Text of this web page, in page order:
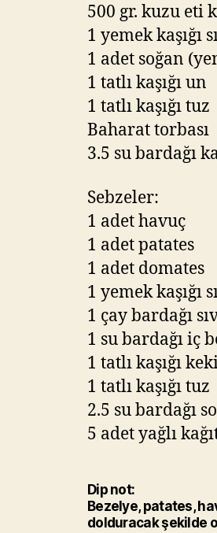
500 gr. kuzu eti
1 yemek kaşığı
1 adet soğan
1 tatlı kaşığı un
1 tatlı kaşığı tuz
Baharat torbası
3.5 su bardağı
Sebzeler:
1 adet havuç
1 adet patates
1 adet domates
1 yemek kaşığı
1 çay bardağı
1 su bardağı iç
1 tatlı kaşığı
1 tatlı kaşığı tuz
2.5 su bardağı
5 adet yağlı
Dip not:
Bezelye, patates,
dolduracak şekilde